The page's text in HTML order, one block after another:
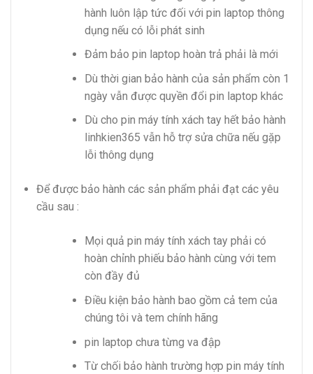
hành luôn lập tức đối với pin laptop thông
dụng nếu có lỗi phát sinh
Đảm bảo pin laptop hoàn trả phải là mới
Dù thời gian bảo hành của sản phẩm còn 1
ngày vẫn được quyền đổi pin laptop khác
Dù cho pin máy tính xách tay hết bảo hành
linhkien365 vẫn hỗ trợ sửa chữa nếu gặp
lỗi thông dụng
Để được bảo hành các sản phẩm phải đạt các yêu
cầu sau :
Mọi quả pin máy tính xách tay phải có
hoàn chỉnh phiếu bảo hành cùng với tem
còn đầy đủ
Điều kiện bảo hành bao gồm cả tem của
chúng tôi và tem chính hãng
pin laptop chưa từng va đập
Từ chối bảo hành trường hợp pin máy tính